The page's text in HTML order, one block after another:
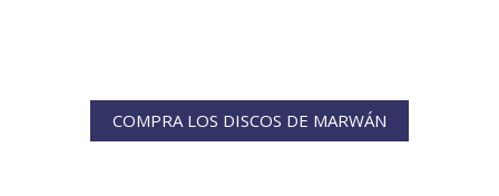
COMPRA LOS DISCOS DE MARWÁN